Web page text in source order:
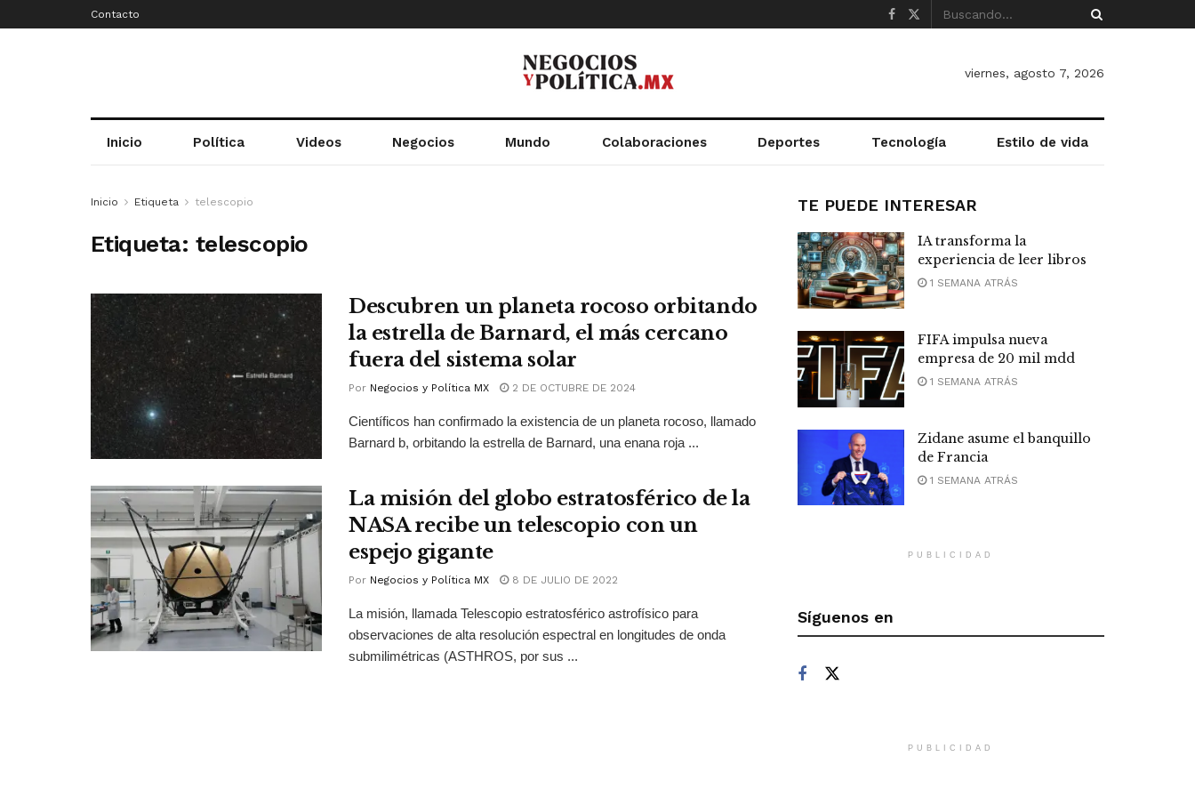
Contacto
viernes, agosto 7, 2026
Inicio Política Videos Negocios Mundo Colaboraciones Deportes Tecnología Estilo de vida
Inicio Etiqueta telescopio
Etiqueta: telescopio
Descubren un planeta rocoso orbitando
la estrella de Barnard, el más cercano
fuera del sistema solar
Por Negocios y Política MX 2 DE OCTUBRE DE 2024
Científicos han confirmado la existencia de un planeta rocoso, llamado
Barnard b, orbitando la estrella de Barnard, una enana roja ...
La misión del globo estratosférico de la
NASA recibe un telescopio con un
espejo gigante
Por Negocios y Política MX 8 DE JULIO DE 2022
La misión, llamada Telescopio estratosférico astrofísico para
observaciones de alta resolución espectral en longitudes de onda
submilimétricas (ASTHROS, por sus ...
TE PUEDE INTERESAR
IA transforma la
experiencia de leer libros
1 SEMANA ATRÁS
FIFA impulsa nueva
empresa de 20 mil mdd
1 SEMANA ATRÁS
Zidane asume el banquillo
de Francia
1 SEMANA ATRÁS
PUBLICIDAD
Síguenos en
PUBLICIDAD